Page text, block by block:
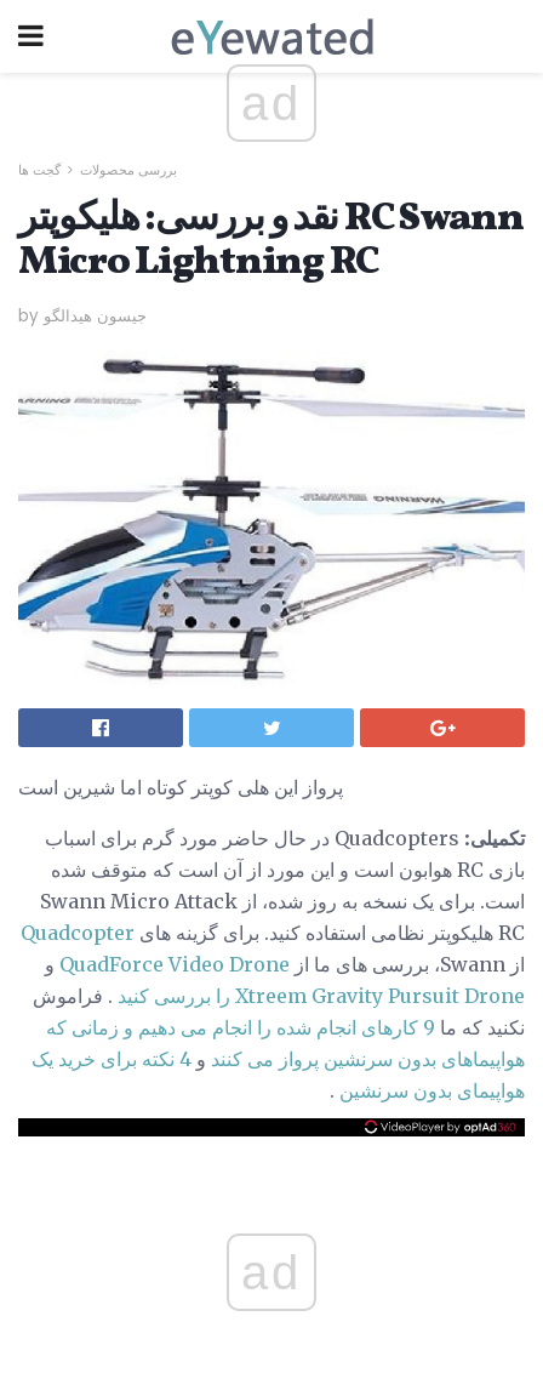
ad
بررسی محصولات گجت ها
نقد و بررسی: هلیکوپتر RC Swann
Micro Lightning RC
by جیسون هیدالگو
پرواز این هلی کوپتر کوتاه اما شیرین است
تکمیلی:
Quadcopters در حال حاضر مورد گرم برای اسباب
بازی RC هوابون است و این مورد از آن است که متوقف شده
است. برای یک نسخه به روز شده، از Swann Micro Attack
RC هلیکوپتر نظامی استفاده کنید. برای گزینه های
Quadcopter
از Swann، بررسی های ما از
QuadForce Video Drone و
Xtreem Gravity Pursuit Drone را بررسی کنید
. فراموش
نکنید که ما
9 کارهای انجام شده را انجام می دهیم و زمانی که
هواپیماهای بدون سرنشین پرواز می کنند و
4 نکته برای خرید یک
هواپیمای بدون سرنشین .
ad